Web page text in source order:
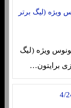
ویژه (لیگ برتر
ویژه (لیگ